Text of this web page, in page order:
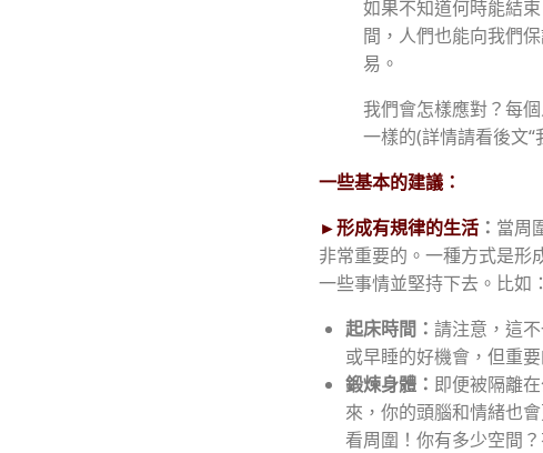
如果不知道何時能結
間，人們也能向我們
易。
我們會怎樣應對？每
一樣的(詳情請看後文“
一些基本的建議：
►形成有規律的生活 ： 當周
非常重要的。一種方式是形
一些事情並堅持下去。比如：
起床時間： 請注意，這
或早睡的好機會，但重
鍛煉身體： 即便被隔離
來，你的頭腦和情緒也
看周圍！你有多少空間